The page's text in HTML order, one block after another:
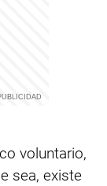
voluntario,
sea, existe